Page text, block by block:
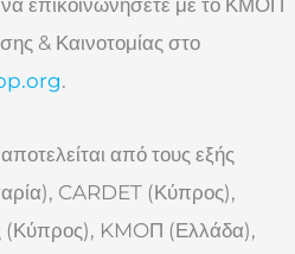
επικοινωνήσετε με το ΚΜΟΠ
& Καινοτομίας στο
.
από τους εξής
CARDET (Κύπρος),
(Κύπρος), KMOΠ (Ελλάδα),